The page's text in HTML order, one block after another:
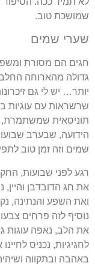
שמושכת טוב.
שערי שמים
חגים הם מסורת
גדולה מהארוחה
יותר… יש לי גם
שרשראות עם עוגיות
תוניסאית שמשתמרת,
שמים וזה זמן טוב
רגע לפני שבועות,
את חג הדובדבן והיין,
ואת השפע והנתינה,
נוסיף לזה פרחים
את הלב, נאפה עוגות
לחגיגיות, נכניס
באהבה ובתקווה